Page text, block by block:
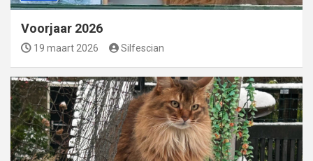
Voorjaar 2026
19 maart 2026 Silfescian